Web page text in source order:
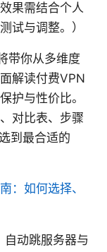
果需结合个人
试与调整。）
带你从多维度
解读付费VPN
护与性价比。
对比表、步骤
到最合适的
：如何选择、
自动跳服务器与